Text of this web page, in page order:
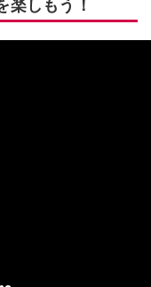
楽しもう！